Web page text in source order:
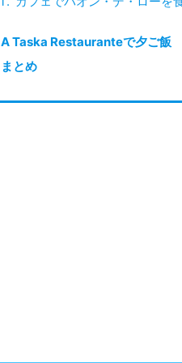
A Taska Restauranteで夕ご飯
まとめ